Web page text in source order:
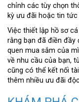
chỉnh các tùy chọn
kỳ ưu đãi hoặc tin
Việc thiết lập hồ sơ
rằng bạn đã điền đầy
quen mua sắm của
về nhu cầu của bạn,
cũng có thể kết nối
thêm nhiều ưu đãi